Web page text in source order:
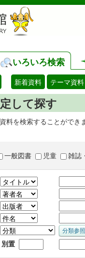
いろいろ検索
新着資料 テーマ資料
して探す
料を検索することができ
一般図書 児童 雑誌
別置